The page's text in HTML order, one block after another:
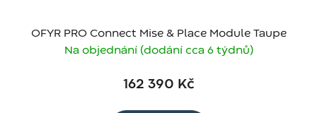
OFYR PRO Connect Mise & Place Module Taupe
Na objednání (dodání cca 6 týdnů)
162 390 Kč